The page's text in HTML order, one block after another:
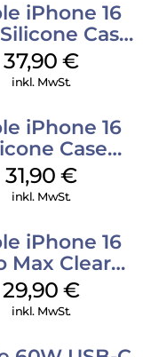
iPhone 16
Case
Lake
Green
37,90€
inkl. MwSt.
iPhone 16
Case
Fuchsia
31,90€
inkl. MwSt.
iPhone 16
Max Clear
MagSafe
29,90€
inkl. MwSt.